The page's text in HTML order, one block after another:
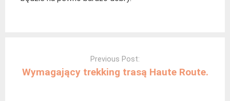
Previous Post:
Wymagający trekking trasą Haute Route.